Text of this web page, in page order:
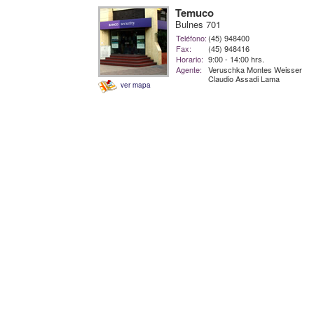
ver mapa
Temuco
Bulnes 701
Teléfono: (45) 948400
Fax:
(45) 948416
Horario: 9:00 - 14:00 hrs.
Agente:
Veruschka Montes Weisser
Claudio Assadi Lama